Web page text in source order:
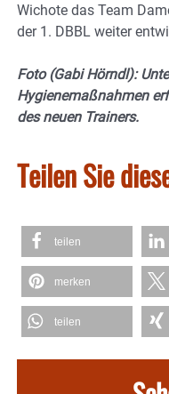
Wichote das Team
der 1. DBBL weiter
Foto (Gabi Hörndl):
Hygienemaßnahmen
des neuen Trainers.
Teilen Sie
teilen
merken
teilen